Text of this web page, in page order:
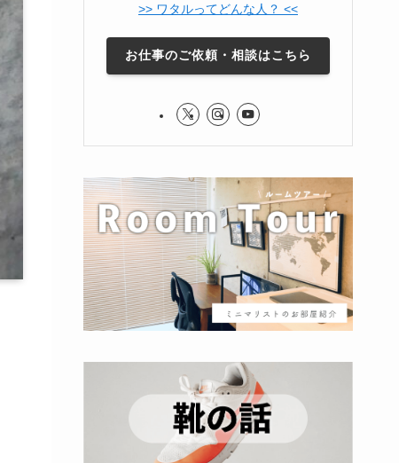
>> ワタルってどんな人？ <<
お仕事のご依頼・相談はこちら